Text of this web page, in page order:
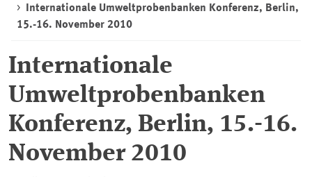
Internationale Umweltprobenbanken Konferenz, Berlin,
15.-16. November 2010
Internationale
Umweltprobenbanken
Konferenz, Berlin, 15.-16.
November 2010